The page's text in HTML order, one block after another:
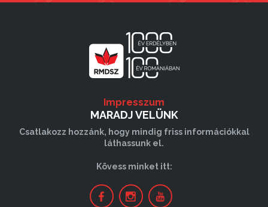
Impresszum
MARADJ VELÜNK
Csatlakozz hozzánk, hogy mindig friss információkkal
láthassunk el.
Kövess minket itt: